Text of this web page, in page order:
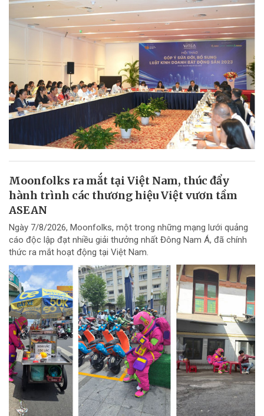
Moonfolks ra mắt tại Việt Nam, thúc đẩy
hành trình các thương hiệu Việt vươn tầm
ASEAN
Ngày 7/8/2026, Moonfolks, một trong những mạng lưới quảng
cáo độc lập đạt nhiều giải thưởng nhất Đông Nam Á, đã chính
thức ra mắt hoạt động tại Việt Nam.